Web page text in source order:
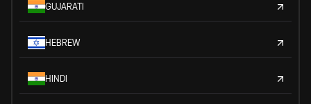
GUJARATI
HEBREW
HINDI